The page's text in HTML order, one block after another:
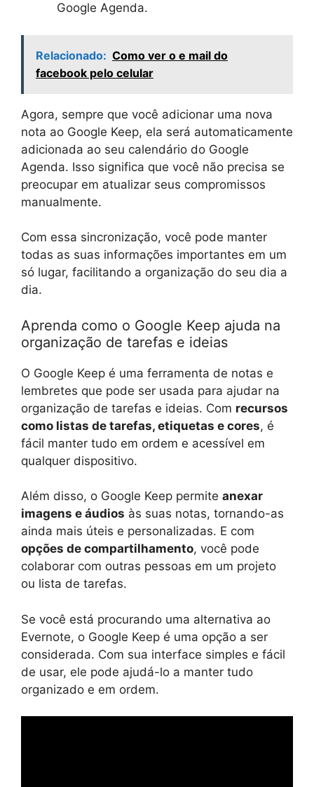
Google Agenda.
Relacionado: Como ver o e mail do
facebook pelo celular
Agora, sempre que você adicionar uma nova
nota ao Google Keep, ela será automaticamente
adicionada ao seu calendário do Google
Agenda. Isso significa que você não precisa se
preocupar em atualizar seus compromissos
manualmente.
Com essa sincronização, você pode manter
todas as suas informações importantes em um
só lugar, facilitando a organização do seu dia a
dia.
Aprenda como o Google Keep ajuda na
organização de tarefas e ideias
O Google Keep é uma ferramenta de notas e
lembretes que pode ser usada para ajudar na
organização de tarefas e ideias. Com recursos
como listas de tarefas, etiquetas e cores, é
fácil manter tudo em ordem e acessível em
qualquer dispositivo.
Além disso, o Google Keep permite anexar
imagens e áudios às suas notas, tornando-as
ainda mais úteis e personalizadas. E com
opções de compartilhamento, você pode
colaborar com outras pessoas em um projeto
ou lista de tarefas.
Se você está procurando uma alternativa ao
Evernote, o Google Keep é uma opção a ser
considerada. Com sua interface simples e fácil
de usar, ele pode ajudá-lo a manter tudo
organizado e em ordem.